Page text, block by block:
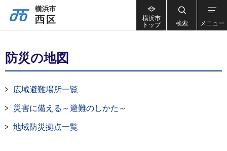
横浜市
トップ
検索 メニュー
防災の地図
広域避難場所一覧
災害に備える～避難のしかた～
地域防災拠点一覧